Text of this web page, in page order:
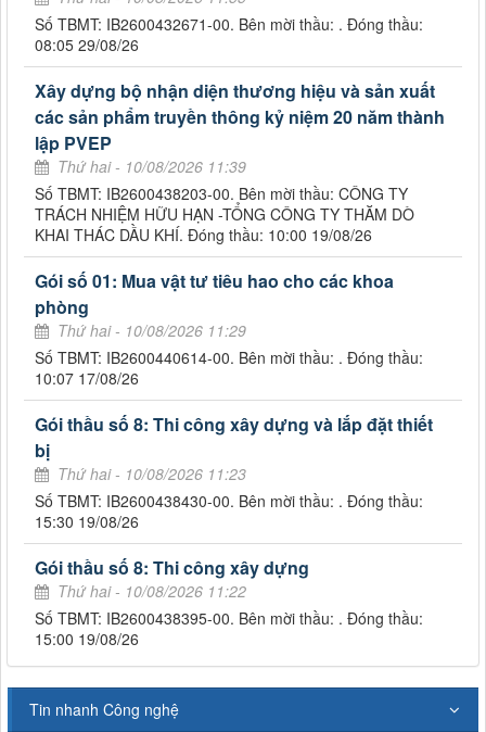
Số TBMT: IB2600432671-00. Bên mời thầu: . Đóng thầu:
08:05 29/08/26
Xây dựng bộ nhận diện thương hiệu và sản xuất
các sản phẩm truyền thông kỷ niệm 20 năm thành
lập PVEP
Thứ hai - 10/08/2026 11:39
Số TBMT: IB2600438203-00. Bên mời thầu: CÔNG TY
TRÁCH NHIỆM HỮU HẠN -TỔNG CÔNG TY THĂM DÒ
KHAI THÁC DẦU KHÍ. Đóng thầu: 10:00 19/08/26
Gói số 01: Mua vật tư tiêu hao cho các khoa
phòng
Thứ hai - 10/08/2026 11:29
Số TBMT: IB2600440614-00. Bên mời thầu: . Đóng thầu:
10:07 17/08/26
Gói thầu số 8: Thi công xây dựng và lắp đặt thiết
bị
Thứ hai - 10/08/2026 11:23
Số TBMT: IB2600438430-00. Bên mời thầu: . Đóng thầu:
15:30 19/08/26
Gói thầu số 8: Thi công xây dựng
Thứ hai - 10/08/2026 11:22
Số TBMT: IB2600438395-00. Bên mời thầu: . Đóng thầu:
15:00 19/08/26
Tin nhanh Công nghệ